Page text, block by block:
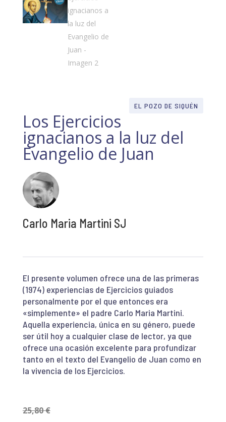
EL POZO DE SIQUÉN
Los Ejercicios
ignacianos a la luz del
Evangelio de Juan
Carlo Maria Martini SJ
El presente volumen ofrece una de las primeras
(1974) experiencias de Ejercicios guiados
personalmente por el que entonces era
«simplemente» el padre Carlo Maria Martini.
Aquella experiencia, única en su género, puede
ser útil hoy a cualquier clase de lector, ya que
ofrece una ocasión excelente para profundizar
tanto en el texto del Evangelio de Juan como en
la vivencia de los Ejercicios.
25,80€